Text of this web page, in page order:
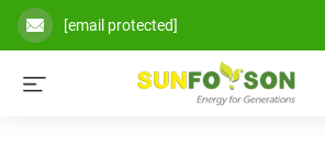
[email protected]